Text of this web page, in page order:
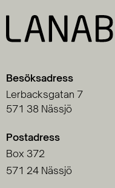
Besöksadress
Lerbacksgatan 7
571 38 Nässjö
Postadress
Box 372
571 24 Nässjö